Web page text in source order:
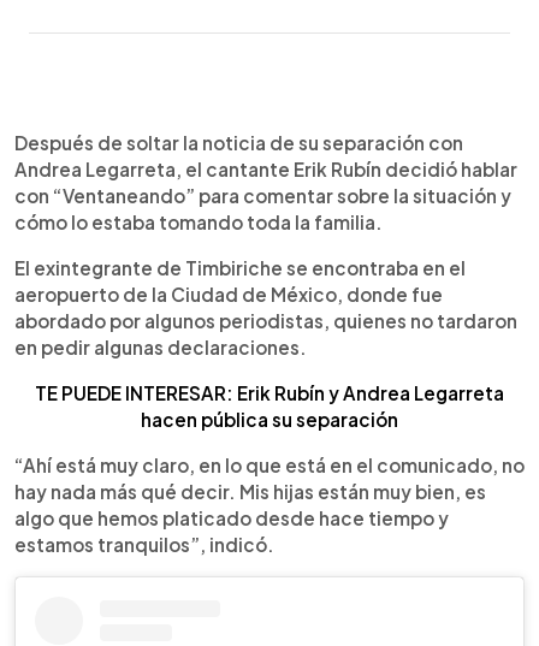
► Escuchar artículo
Después de soltar la noticia de su separación con
Andrea Legarreta, el cantante Erik Rubín decidió hablar
con “Ventaneando” para comentar sobre la situación y
cómo lo estaba tomando toda la familia.
El exintegrante de Timbiriche se encontraba en el
aeropuerto de la Ciudad de México, donde fue
abordado por algunos periodistas, quienes no tardaron
en pedir algunas declaraciones.
TE PUEDE INTERESAR: Erik Rubín y Andrea Legarreta
hacen pública su separación
“Ahí está muy claro, en lo que está en el comunicado, no
hay nada más qué decir. Mis hijas están muy bien, es
algo que hemos platicado desde hace tiempo y
estamos tranquilos”, indicó.